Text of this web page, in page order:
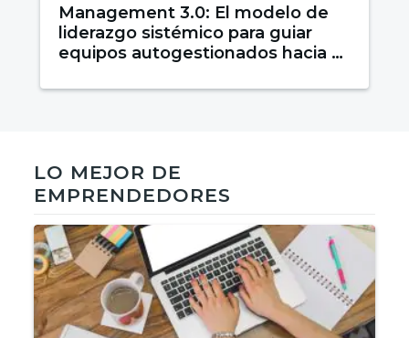
Management 3.0: El modelo de
liderazgo sistémico para guiar
equipos autogestionados hacia el
LO MEJOR DE
EMPRENDEDORES